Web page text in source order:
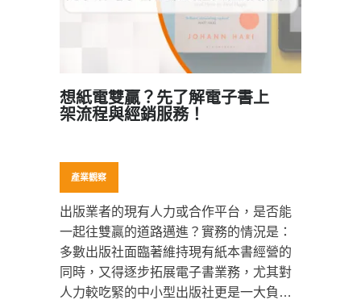
想紙電雙贏？先了解電子書上
架流程與經銷服務！
產業觀察
出版業者的現有人力或合作平台，是否能
一起往雙贏的道路邁進？實務的情況是：
多數出版社面臨著維持現有紙本書經營的
同時，又得逐步拓展電子書業務，尤其對
人力較吃緊的中小型出版社更是一大負